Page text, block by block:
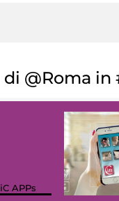
di @Roma in
APPs